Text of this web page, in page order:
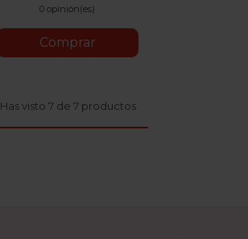
0 opinión(es)
Comprar
Has visto 7 de 7 productos